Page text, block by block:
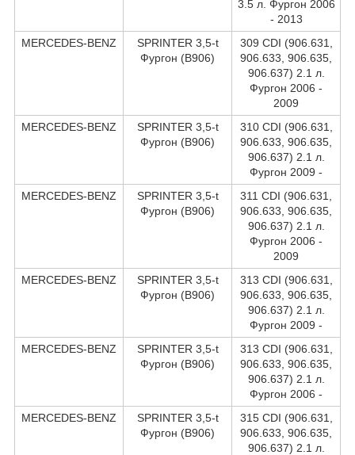
3.5 л. Фургон 2006
- 2013
MERCEDES-BENZ
SPRINTER 3,5-t
Фургон (B906)
309 CDI (906.631,
906.633, 906.635,
906.637) 2.1 л.
Фургон 2006 -
2009
MERCEDES-BENZ
SPRINTER 3,5-t
Фургон (B906)
310 CDI (906.631,
906.633, 906.635,
906.637) 2.1 л.
Фургон 2009 -
MERCEDES-BENZ
SPRINTER 3,5-t
Фургон (B906)
311 CDI (906.631,
906.633, 906.635,
906.637) 2.1 л.
Фургон 2006 -
2009
MERCEDES-BENZ
SPRINTER 3,5-t
Фургон (B906)
313 CDI (906.631,
906.633, 906.635,
906.637) 2.1 л.
Фургон 2009 -
MERCEDES-BENZ
SPRINTER 3,5-t
Фургон (B906)
313 CDI (906.631,
906.633, 906.635,
906.637) 2.1 л.
Фургон 2006 -
MERCEDES-BENZ
SPRINTER 3,5-t
Фургон (B906)
315 CDI (906.631,
906.633, 906.635,
906.637) 2.1 л.